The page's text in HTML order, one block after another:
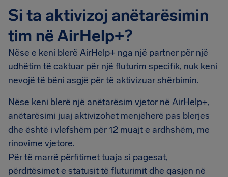
Si ta aktivizoj anëtarësimin
tim në AirHelp+?
Nëse e keni blerë AirHelp+ nga një partner për një
udhëtim të caktuar për një fluturim specifik, nuk keni
nevojë të bëni asgjë për të aktivizuar shërbimin.
Nëse keni blerë një anëtarësim vjetor në AirHelp+,
anëtarësimi juaj aktivizohet menjëherë pas blerjes
dhe është i vlefshëm për 12 muajt e ardhshëm, me
rinovime vjetore.
Për të marrë përfitimet tuaja si pagesat,
përditësimet e statusit të fluturimit dhe qasjen në